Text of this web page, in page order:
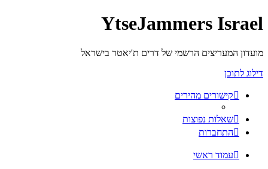
YtseJammers Israel
מועדון המעריצים הרשמי של דרים ת'יאטר בישראל
דילוג לתוכן
קישורים מהירים
שאלות נפוצות
התחברות
עמוד ראשי